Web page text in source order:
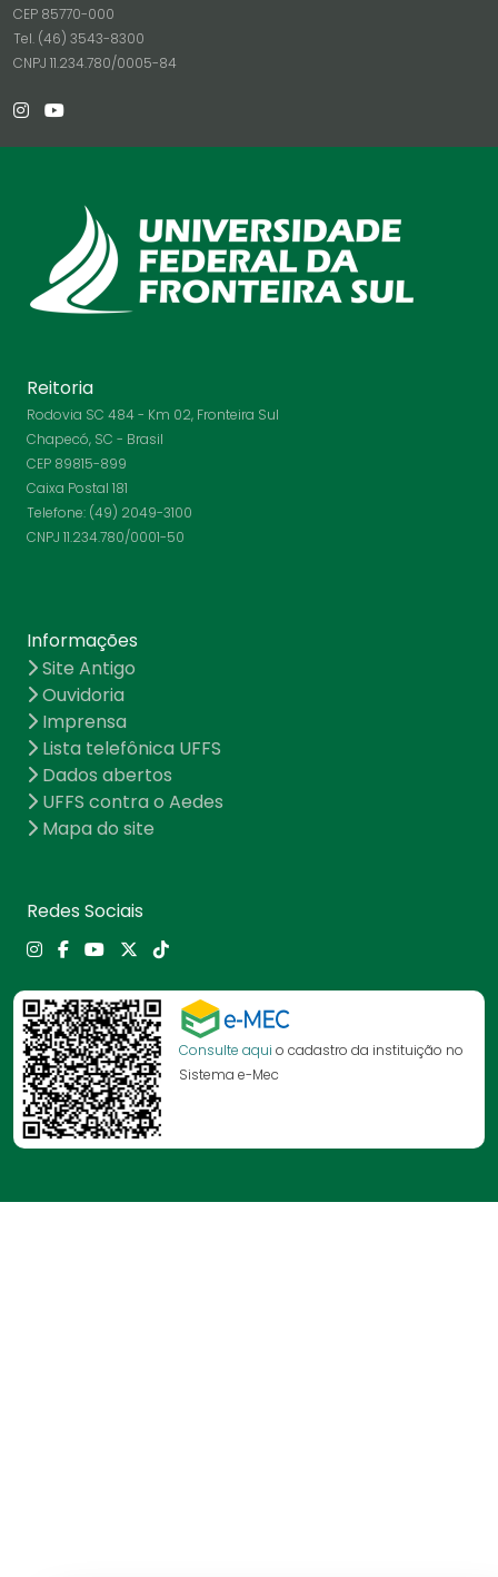
CEP 85770-000
Tel. (46) 3543-8300
CNPJ 11.234.780/0005-84
Reitoria
Rodovia SC 484 - Km 02, Fronteira Sul
Chapecó, SC - Brasil
CEP 89815-899
Caixa Postal 181
Telefone: (49) 2049-3100
CNPJ 11.234.780/0001-50
Informações
Site Antigo
Ouvidoria
Imprensa
Lista telefônica UFFS
Dados abertos
UFFS contra o Aedes
Mapa do site
Redes Sociais
Consulte aqui o cadastro da instituição no
Sistema e-Mec